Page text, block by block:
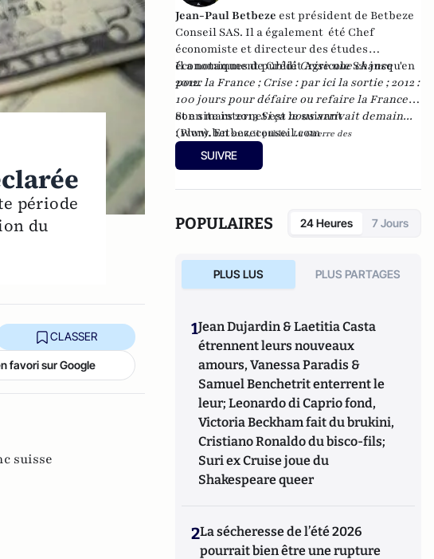
période
du
CLASSER
favori sur Google
suisse
Jean-Paul Betbeze est président de Betbeze
Conseil SAS. Il a également été Chef
économiste et directeur des études
économiques de Crédit Agricole SA jusqu'en
2012.
Il a notamment publiéCrise une chance
pour la France ;Crise : par ici la sortie ;2012 :
100 jours pour défaire ou refaire la France,
et en mars 2013Si ça nous arrivait demain...
(Plon). En2016, il publieLa Guerre des
Mondialisations
France, ce malade imaginaire" chez le même
Son site internet est le suivant
:www.betbezeconseil.com
SUIVRE
POPULAIRES 24 Heures 7 Jours
PLUS LUS PLUS PARTAGES
1Jean Dujardin & Laetitia Casta
étrennent leurs nouveaux
amours, Vanessa Paradis &
Samuel Benchetrit enterrent le
leur; Leonardo di Caprio fond,
Victoria Beckham fait du brukini,
Cristiano Ronaldo du bisco-fils;
Suri ex Cruise joue du
Shakespeare queer
2La sécheresse de l’été 2026
pourrait bien être une rupture